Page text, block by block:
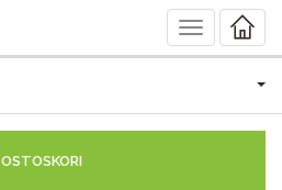
Toggle
navigation
OSTOSKORI